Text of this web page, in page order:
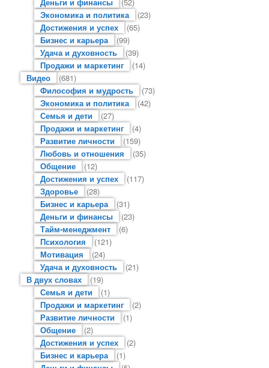
Экономика и политика
(23)
Достижения и успех
(65)
Бизнес и карьера
(99)
Удача и духовность
(39)
Продажи и маркетинг
(14)
Видео
(681)
Философия и мудрость
(73)
Экономика и политика
(42)
Семья и дети
(27)
Продажи и маркетинг
(4)
Развитие личности
(159)
Любовь и отношения
(35)
Общение
(12)
Достижения и успех
(117)
Здоровье
(28)
Бизнес и карьера
(31)
Деньги и финансы
(23)
Тайм-менеджмент
(6)
Психология
(121)
Мотивация
(24)
Удача и духовность
(21)
В двух словах
(19)
Семья и дети
(1)
Продажи и маркетинг
(2)
Развитие личности
(1)
Общение
(2)
Достижения и успех
(2)
Бизнес и карьера
(1)